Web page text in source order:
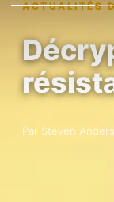
ACTUALITÉS
Par Steven